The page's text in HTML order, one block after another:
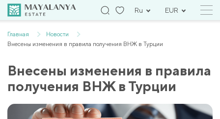
Ru EUR
Главная
Новости
Внесены изменения в правила получения ВНЖ в Турции
Внесены изменения в правила
получения ВНЖ в Турции